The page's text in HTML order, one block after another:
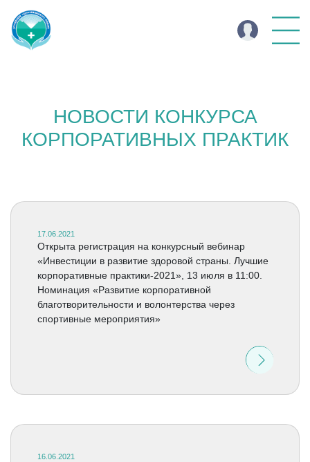
НОВОСТИ КОНКУРСА
КОРПОРАТИВНЫХ ПРАКТИК
17.06.2021
Открыта регистрация на конкурсный вебинар
«Инвестиции в развитие здоровой страны. Лучшие
корпоративные практики-2021», 13 июля в 11:00.
Номинация «Развитие корпоративной
благотворительности и волонтерства через
спортивные мероприятия»
16.06.2021